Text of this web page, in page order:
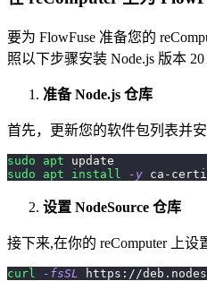
要为 FlowFuse 准备您的
照以下步骤安装 Node.js 版本 20
准备 Node.js 仓库
首先，更新您的软件包列表并
sudo apt update
sudo
apt install -y ca-
设置 NodeSource 仓库
接下来,在你的 reComputer 上设
curl -fsSL https://